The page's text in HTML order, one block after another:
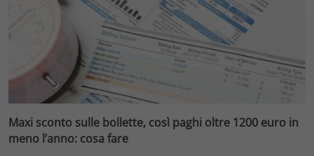
Maxi sconto sulle bollette, così paghi oltre 1200 euro in
meno l’anno: cosa fare